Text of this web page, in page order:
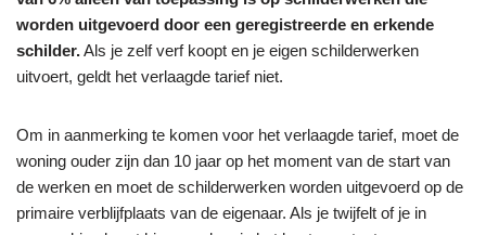
worden uitgevoerd door een geregistreerde en erkende
schilder.Als je zelf verf koopt en je eigen schilderwerken
uitvoert, geldt het verlaagde tarief niet.
Om in aanmerking te komen voor het verlaagde tarief, moet de
woning ouder zijn dan 10 jaar op het moment van de start van
de werken en moet de schilderwerken worden uitgevoerd op de
primaire verblijfplaats van de eigenaar. Als je twijfelt of je in